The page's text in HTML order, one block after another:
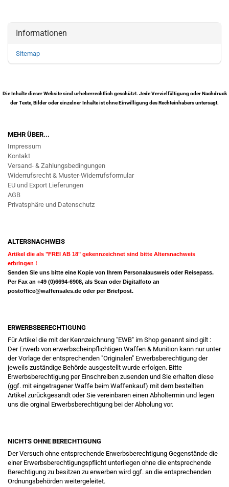
Informationen
Sitemap
Die Inhalte dieser Website sind urheberrechtlich geschützt. Jede Vervielfältigung oder Nachdruck
der Texte, Bilder oder einzelner Inhalte ist ohne Einwilligung des Rechteinhabers untersagt.
MEHR ÜBER...
Impressum
Kontakt
Versand- & Zahlungsbedingungen
Widerrufsrecht & Muster-Widerrufsformular
EU und Export Lieferungen
AGB
Privatsphäre und Datenschutz
ALTERSNACHWEIS
Artikel die als "FREI AB 18" gekennzeichnet sind bitte Altersnachweis
erbringen !
Senden Sie uns bitte eine Kopie von Ihrem Personalausweis oder Reisepass.
Per Fax an +49 (0)6694-6908, als Scan oder Digitalfoto an
postoffice@waffensales.de oder per Briefpost.
ERWERBSBERECHTIGUNG
Für Artikel die mit der Kennzeichnung "EWB" im Shop genannt sind gilt :
Der Erwerb von erwerbscheinpflichtigen Waffen & Munition kann nur unter
der Vorlage der entsprechenden "Originalen" Erwerbsberechtigung der
jeweils zuständige Behörde ausgestellt wurde erfolgen. Bitte
Erwerbsberechtigung per Einschreiben zusenden und Sie erhalten diese
(ggf. mit eingetragener Waffe beim Waffenkauf) mit dem bestellten
Artikel zurückgesandt oder Sie vereinbaren einen Abholtermin und legen
uns die orginal Erwerbsberechtigung bei der Abholung vor.
NICHTS OHNE BERECHTIGUNG
Der Versuch ohne entsprechende Erwerbsberechtigung Gegenstände die
einer Erwerbsberechtigungspflicht unterliegen ohne die entsprechende
Berechtigung zu besitzen zu erwerben wird ggf. an die entsprechenden
Ordnungsbehörden weitergeleitet.